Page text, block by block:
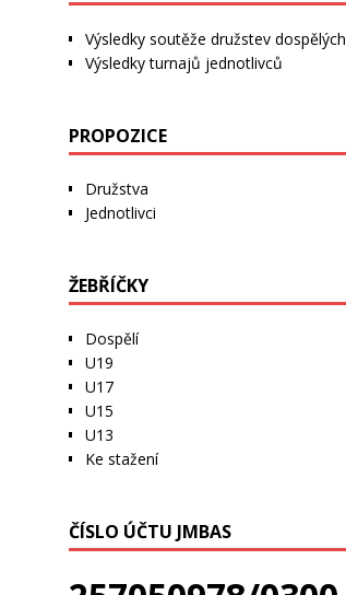
Výsledky soutěže družstev dospělých
Výsledky turnajů jednotlivců
PROPOZICE
Družstva
Jednotlivci
ŽEBŘÍČKY
Dospělí
U19
U17
U15
U13
Ke stažení
ČÍSLO ÚČTU JMBAS